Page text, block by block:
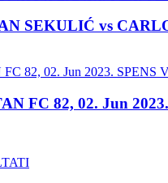
SEKULIĆ vs
FC 82, 02. Jun